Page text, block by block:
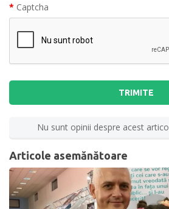
Captcha
TRIMITE
Nu sunt opinii despre acest
Articole asemănătoare